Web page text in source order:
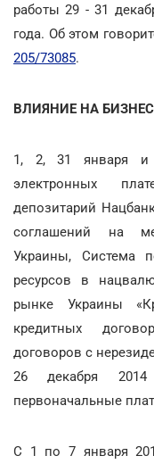
работы 29 - 31
года. Об этом
205/73085.
ВЛИЯНИЕ НА
1, 2, 31 января и
электронных
депозитарий
соглашений на
Украины, Система
ресурсов в
рынке Украины
кредитных
договоров с
26 декабря
первоначальные
С 1 по 7 января